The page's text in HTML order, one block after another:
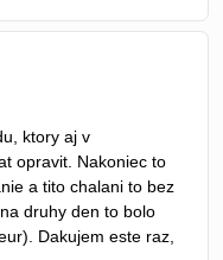
ktory aj v
opravit. Nakoniec to
a tito chalani to bez
druhy den to bolo
Dakujem este raz,